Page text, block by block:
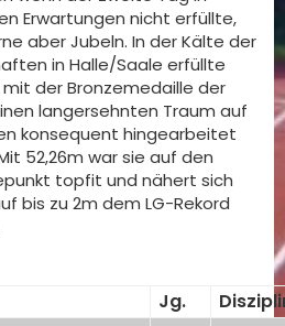
Erwartungen nicht erfüllte,
aber Jubeln. In der Kälte der
in Halle/Saale erfüllte
der Bronzemedaille der
langersehnten Traum auf
konsequent hingearbeitet
52,26m war sie auf den
topfit und nähert sich
bis zu 2m dem LG-Rekord
Jg.